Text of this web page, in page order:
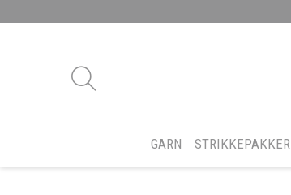
GARN STRIKKEPAKKER